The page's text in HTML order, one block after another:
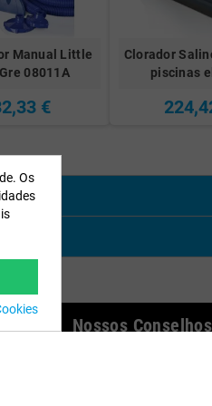
Manual Little
08011A
€
Clorador
piscinas
Nossos Conselhos
Os